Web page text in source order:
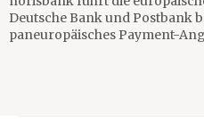
Deutsche Bank und Postbank
paneuropäisches Payment-